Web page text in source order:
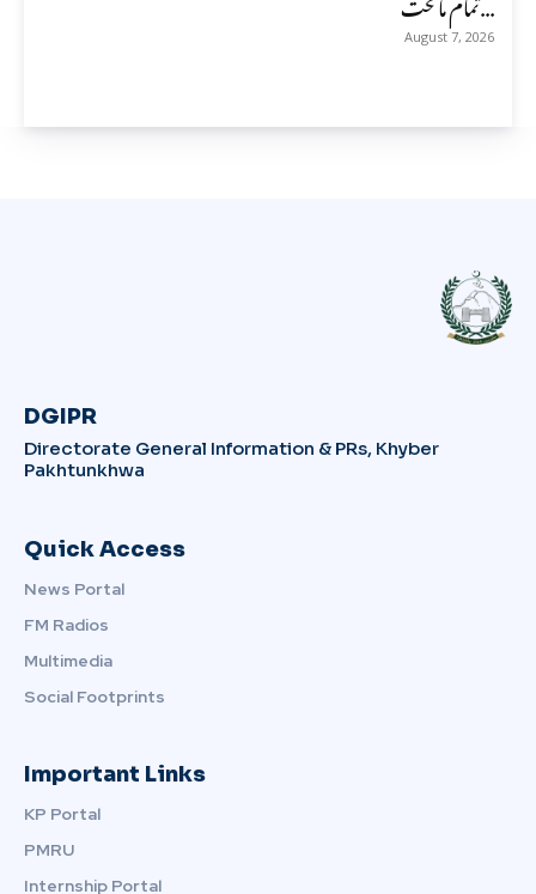
August 7, 2026
DGIPR
Directorate General Information & PRs, Khyber
Pakhtunkhwa
Quick Access
News Portal
FM Radios
Multimedia
Social Footprints
Important Links
KP Portal
PMRU
Internship Portal